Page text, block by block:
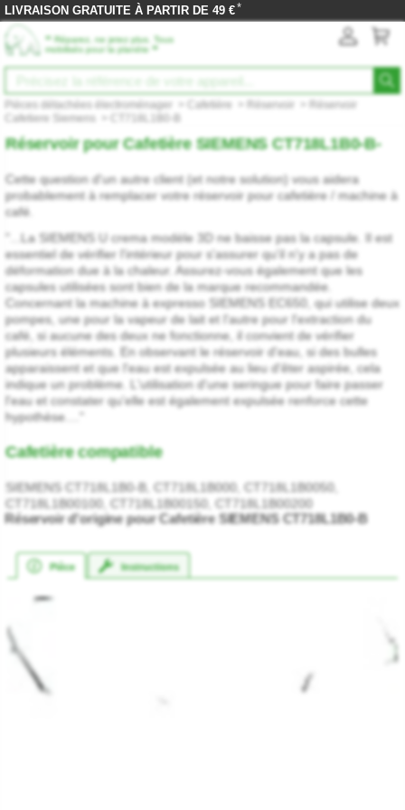
LIVRAISON GRATUITE À PARTIR DE 49 €*
‟ Réparez, ne jetez plus. Tous
mobilisés pour la planète ”
Pièces détachées électroménager Cafetière Réservoir
Réservoir
Cafetiere Siemens
Réservoir pour Cafetière SIEMENS CT718L1B0-B-
Cette question d'un autre client (et notre solution) vous aidera
probablement à remplacer votre réservoir pour cafetière / machine à
café.
"...La SIEMENS U crema modèle 3D ne baisse pas la capsule. Il est
essentiel de vérifier l'intérieur pour s'assurer qu'il n'y a pas de
déformation due à la chaleur. Assurez-vous également que les
capsules utilisées sont bien de la marque recommandée.
Concernant la machine à expresso SIEMENS EC650, qui utilise deux
pompes, une pour la vapeur de lait et l'autre pour l'extraction du
café, si aucune des deux ne fonctionne, il convient de vérifier
plusieurs éléments. En observant le réservoir d'eau, si des bulles
apparaissent et que l'eau est expulsée au lieu d'êter aspirée, cela
indique un problème. L'utilisation d'une seringue pour faire passer
l'eau et constater qu'elle est également expulsée renforce cette
hypothèse...."
Cafetière compatible
SIEMENS CT718L1B0-B, CT718L1B000, CT718L1B0050,
CT718L1B00100, CT718L1B00150, CT718L1B00200
Réservoir d'origine pour Cafetière SIEMENS CT718L1B0-B
Pièce Instructions